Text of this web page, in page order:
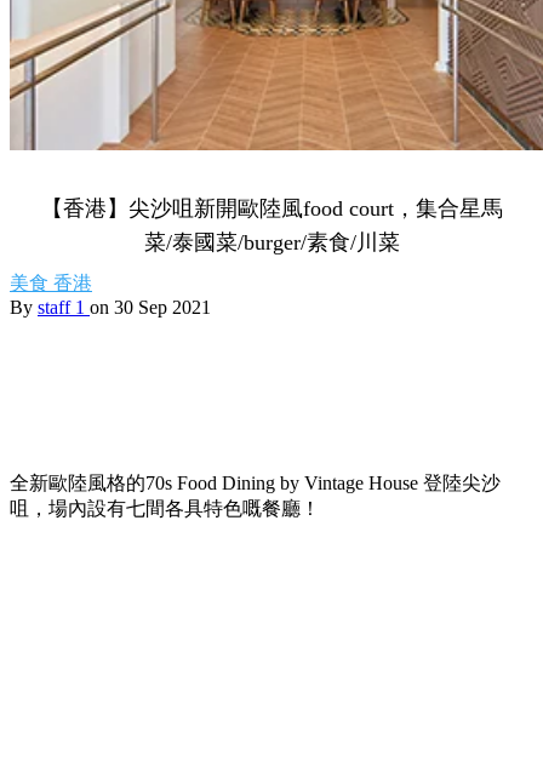
【香港】尖沙咀新開歐陸風food court，集合星馬
菜/泰國菜/burger/素食/川菜
美食 香港
By staff 1 on 30 Sep 2021
全新歐陸風格的70s Food Dining by Vintage House 登陸尖沙
咀，場內設有七間各具特色嘅餐廳！